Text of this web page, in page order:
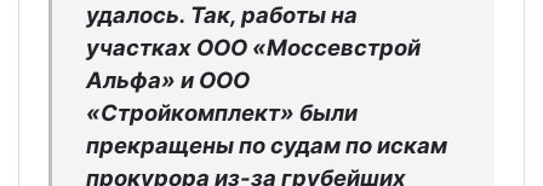
удалось. Так, работы на
участках ООО «Моссевстрой
Альфа» и ООО
«Стройкомплект» были
прекращены по судам по искам
прокурора из-за грубейших